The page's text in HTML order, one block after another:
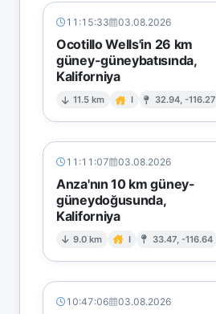
11:15:33 03.08.2026
Ocotillo Wells'in 26 km
güney-güneybatısında,
Kaliforniya
11.5 km I 32.94, -116.27
11:11:07 03.08.2026
Anza'nın 10 km güney-
güneydoğusunda,
Kaliforniya
9.0 km I 33.47, -116.64
10:47:06 03.08.2026